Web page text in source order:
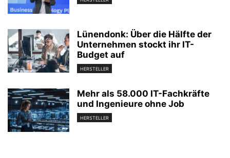
Lünendonk: Über die Hälfte der
Unternehmen stockt ihr IT-
Budget auf
HERSTELLER
Mehr als 58.000 IT-Fachkräfte
und Ingenieure ohne Job
HERSTELLER